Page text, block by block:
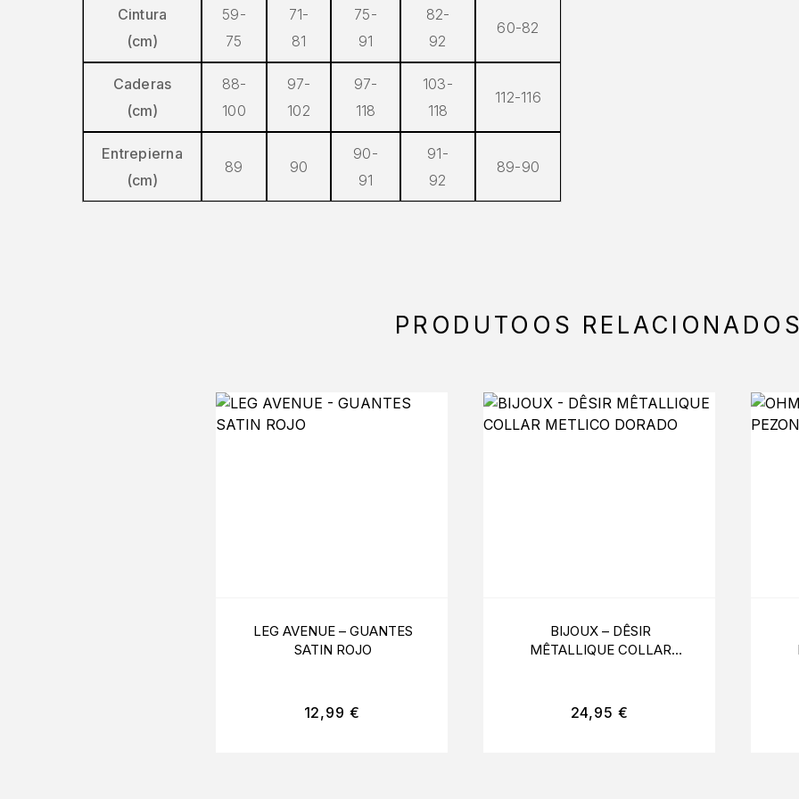
Cintura
(cm)
59-
75
71-
81
75-
91
82-
92
60-82
Caderas
(cm)
88-
100
97-
102
97-
118
103-
118
112-116
Entrepierna
(cm)
89 90
90-
91
91-
92
89-90
PRODUTOOS
LEG AVENUE – GUANTES
SATIN ROJO
12,99 €
BIJOUX – DÊSIR
MÊTALLIQUE COLLAR
24,95 €